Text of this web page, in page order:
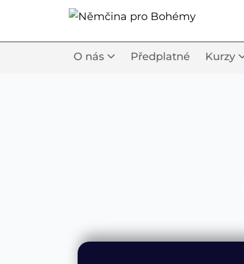
O nás Předplatné Kurzy